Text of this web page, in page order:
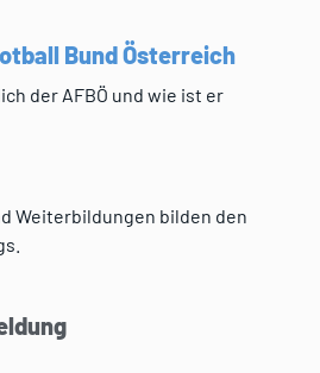
Bund Österreich
der AFBÖ und wie ist er
Weiterbildungen bilden den